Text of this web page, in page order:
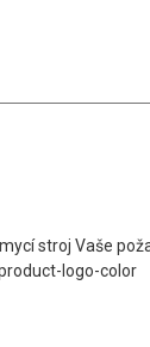
stroj Vaše